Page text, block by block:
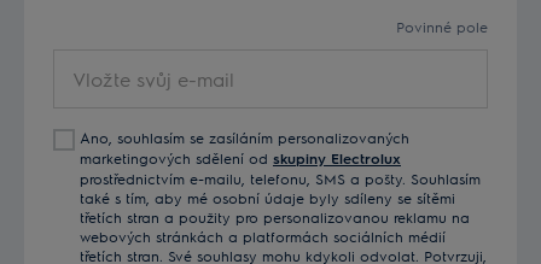
Povinné pole
svůj
mailAno, souhlasím se zasíláním personalizovaných
marketingových sdělení od skupiny Electrolux
prostřednictvím e-mailu, telefonu, SMS a pošty. Souhlasím
také s tím, aby mé osobní údaje byly sdíleny se sítěmi
třetích stran a použity pro personalizovanou reklamu na
webových stránkách a platformách sociálních médií
třetích stran. Své souhlasy mohu kdykoli odvolat. Potvrzuji,